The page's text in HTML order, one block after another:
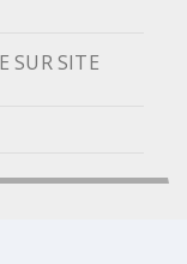
SUR SITE